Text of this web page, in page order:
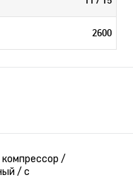
2600
/
/ с